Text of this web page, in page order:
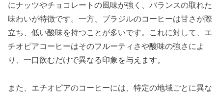
にナッツやチョコレートの風味が強く、バランスの取れた
味わいが特徴です。一方、ブラジルのコーヒーは甘さが際
立ち、低い酸味を持つことが多いです。これに対して、エ
チオピアコーヒーはそのフルーティさや酸味の強さによ
り、一口飲むだけで異なる印象を与えます。
また、エチオピアのコーヒーには、特定の地域ごとに異な